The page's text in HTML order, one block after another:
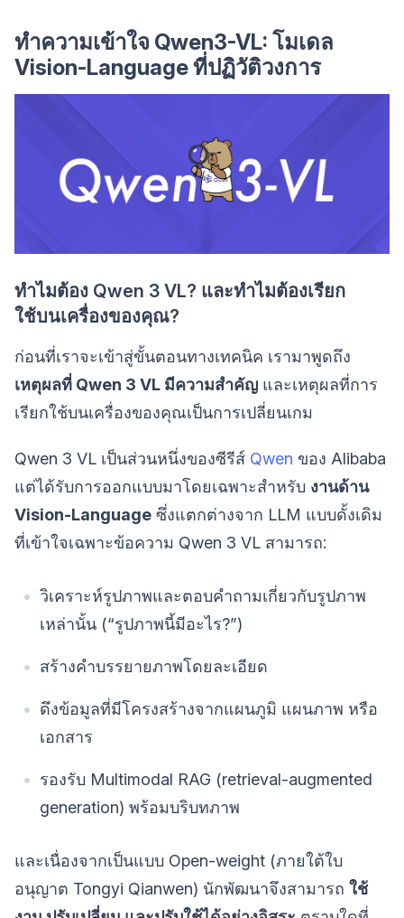
ทำความเข้าใจ Qwen3-VL: โมเดล
Vision-Language ที่ปฏิวัติวงการ
ทำไมต้อง Qwen 3 VL? และทำไมต้องเรียก
ใช้บนเครื่องของคุณ?
ก่อนที่เราจะเข้าสู่ขั้นตอนทางเทคนิค เรามาพูดถึง
เหตุผลที่ Qwen 3 VL มีความสำคัญ และเหตุผลที่การ
เรียกใช้บนเครื่องของคุณเป็นการเปลี่ยนเกม
Qwen 3 VL เป็นส่วนหนึ่งของซีรีส์ Qwen ของ Alibaba
แต่ได้รับการออกแบบมาโดยเฉพาะสำหรับ งานด้าน
Vision-Language ซึ่งแตกต่างจาก LLM แบบดั้งเดิม
ที่เข้าใจเฉพาะข้อความ Qwen 3 VL สามารถ:
วิเคราะห์รูปภาพและตอบคำถามเกี่ยวกับรูปภาพ
เหล่านั้น (“รูปภาพนี้มีอะไร?”)
สร้างคำบรรยายภาพโดยละเอียด
ดึงข้อมูลที่มีโครงสร้างจากแผนภูมิ แผนภาพ หรือ
เอกสาร
รองรับ Multimodal RAG (retrieval-augmented
generation) พร้อมบริบทภาพ
และเนื่องจากเป็นแบบ Open-weight (ภายใต้ใบ
อนุญาต Tongyi Qianwen) นักพัฒนาจึงสามารถ ใช้